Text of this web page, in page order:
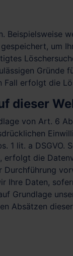
Beispielsweise
um
Gründe
erfolgt die
dieser
von Art. 6
lit. a DSGVO.
die
Ihre Daten,
Grundlage
Absätzen